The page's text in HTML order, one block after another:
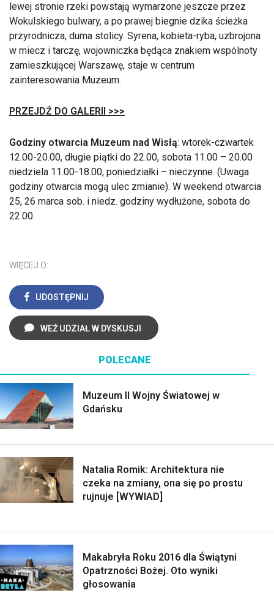
lewej stronie rzeki powstają wymarzone jeszcze przez
Wokulskiego bulwary, a po prawej biegnie dzika ścieżka
przyrodnicza, duma stolicy. Syrena, kobieta-ryba, uzbrojona
w miecz i tarczę, wojowniczka będąca znakiem wspólnoty
zamieszkującej Warszawę, staje w centrum
zainteresowania Muzeum.
PRZEJDŹ DO GALERII >>>
Godziny otwarcia Muzeum nad Wisłą: wtorek-czwartek
12.00-20.00, długie piątki do 22.00, sobota 11.00 – 20.00
niedziela 11.00-18.00, poniedziałki – nieczynne. (Uwaga
godziny otwarcia mogą ulec zmianie). W weekend otwarcia
25, 26 marca sob. i niedz. godziny wydłużone, sobota do
22.00.
WIĘCEJ O:
UDOSTĘPNIJ
WEŹ UDZIAŁ W DYSKUSJI
POLECANE
Muzeum II Wojny Światowej w
Gdańsku
Natalia Romik: Architektura nie
czeka na zmiany, ona się po prostu
rujnuje [WYWIAD]
Makabryła Roku 2016 dla Świątyni
Opatrzności Bożej. Oto wyniki
głosowania